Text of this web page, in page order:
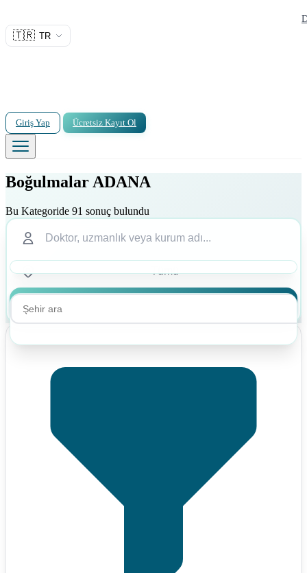
🇹🇷 TR
Giriş Yap Ücretsiz Kayıt Ol
Boğulmalar ADANA
Bu Kategoride 91 sonuç bulundu